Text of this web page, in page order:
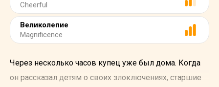
Cheerful
Великолепие
Magnificence
Через несколько часов купец уже был дома. Когда
он рассказал детям о своих злоключениях, старшие